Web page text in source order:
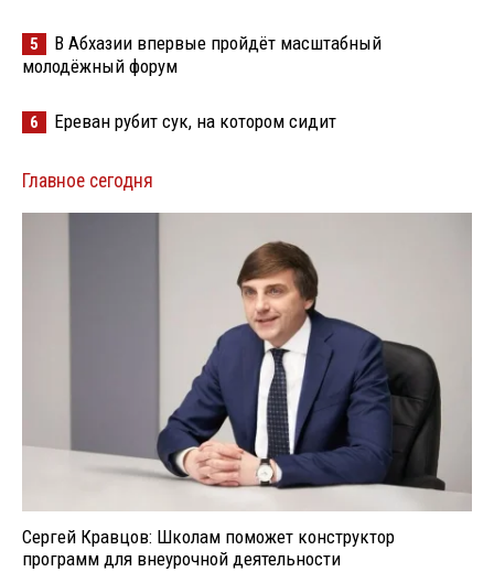
5
В Абхазии впервые пройдёт масштабный
молодёжный форум
6 Ереван рубит сук, на котором сидит
Главное сегодня
Сергей Кравцов: Школам поможет конструктор
программ для внеурочной деятельности